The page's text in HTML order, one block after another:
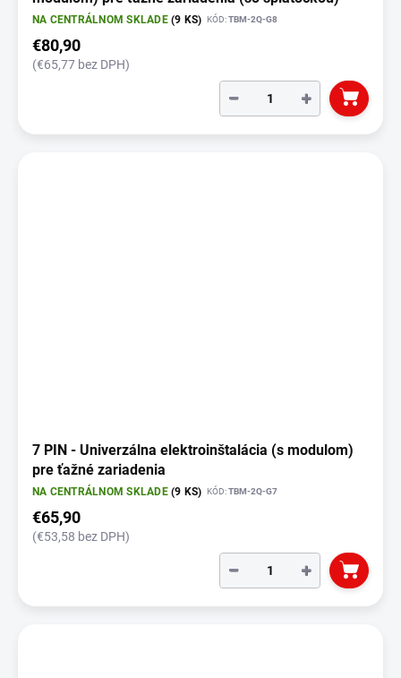
NA CENTRÁLNOM SKLADE(9 KS) KÓD:TBM-2Q-G8
€80,90
(€65,77 bez DPH)
+
−
7 PIN - Univerzálna elektroinštalácia (s modulom)
pre ťažné zariadenia
NA CENTRÁLNOM SKLADE(9 KS) KÓD:TBM-2Q-G7
€65,90
(€53,58 bez DPH)
+
−